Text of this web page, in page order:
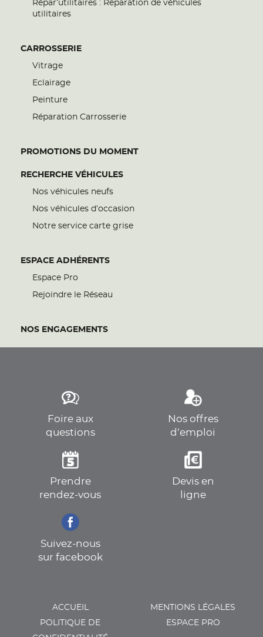
Répar’utilitaires : Réparation de véhicules
utilitaires
CARROSSERIE
Vitrage
Eclairage
Peinture
Réparation Carrosserie
PROMOTIONS DU MOMENT
RECHERCHE VÉHICULES
Nos véhicules neufs
Nos véhicules d’occasion
Notre service carte grise
ESPACE ADHÉRENTS
Espace Pro
Rejoindre le Réseau
NOS ENGAGEMENTS
Foire aux
questions
Nos offres
d’emploi
Prendre
rendez-vous
Devis en
ligne
Suivez-nous
sur facebook
ACCUEIL
MENTIONS LÉGALES
POLITIQUE DE
ESPACE PRO